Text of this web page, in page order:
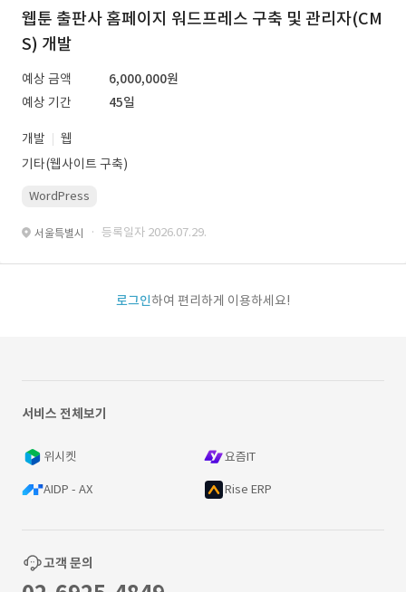
웹툰 출판사 홈페이지 워드프레스 구축 및 관리자(CM
S) 개발
예상 금액
6,000,000원
예상 기간
45일
개발
웹
기타(웹사이트 구축)
WordPress
서울특별시 · 등록일자 2026.07.29.
로그인하여 편리하게 이용하세요!
서비스 전체보기
위시켓 요즘IT
AIDP - AX Rise ERP
고객 문의